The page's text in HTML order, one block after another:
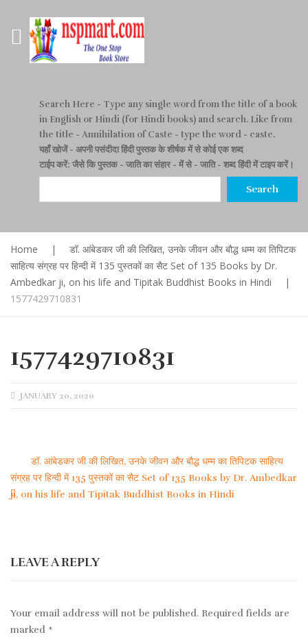
Search Here - Type any single word from the title of a book
in English or Hindi (for Hindi books) and search. Like from
the title - Annihilation of Caste - type the word - caste.
यहाँ खोजें- अपनी पसंदीदा हिंदी पुस्तक के शीर्षक में से कोई एक शब्द
टाईप करें: जैसे कि पुस्तक - जाति का संहार - में से - जाति - शब्द हिंदी में टाइप करें।
Search
Home |
डॉ. आंबेडकर जी की लिखित, उनके जीवन और बौद्ध धम्म का तिपिटक
साहित्य संग्रह पर हिन्दी में 135 पुस्तकों का सैट Set of 135 Books by Dr.
Ambedkar ji, on his life and Tipitak Buddhist Books in Hindi
|
1577429710831
1577429710831
POSTED
ON
JANUARY 20, 2020
Postडॉ. आंबेडकर जी की लिखित, उनके जीवन और बौद्ध धम्म का तिपिटक साहित्य
संग्रह पर हिन्दी में 135 पुस्तकों का सैट Set of 135 Books by Dr. Ambedkar
ji, on his life and Tipitak Buddhist Books in Hindi
LEAVE A REPLY
Your email address will not be published. Required fields are
marked *